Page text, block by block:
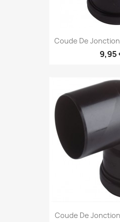
Coude De
9,95
Coude De